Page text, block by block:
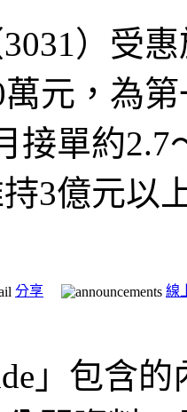
）受
元，為
接單約
3億元以
分享 線
」包含